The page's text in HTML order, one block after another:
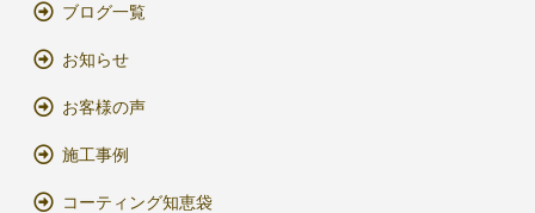
ブログ一覧
お知らせ
お客様の声
施工事例
コーティング知恵袋